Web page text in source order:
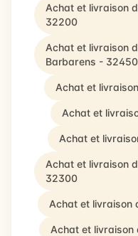
Achat et livraison
32200
Achat et livraison
Barbarens - 32450
Achat et
Achat et
Achat et
Achat et livraison
32300
Achat et livraison
Achat et livraison